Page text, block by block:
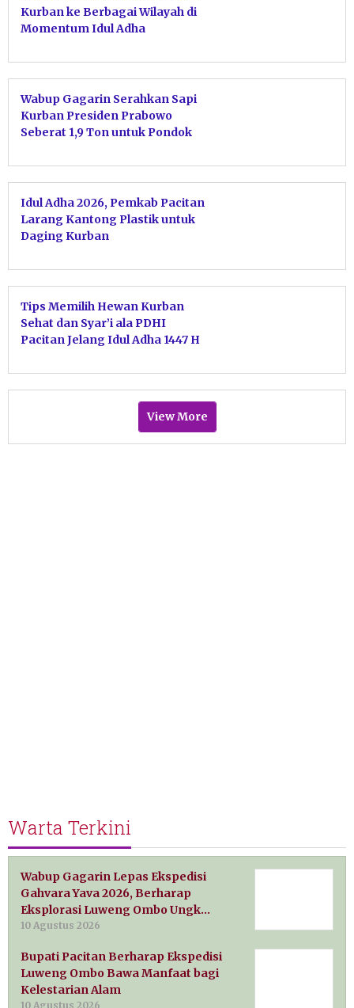
Kurban ke Berbagai Wilayah di
Momentum Idul Adha
Wabup Gagarin Serahkan Sapi
Kurban Presiden Prabowo
Seberat 1,9 Ton untuk Pondok
Idul Adha 2026, Pemkab Pacitan
Larang Kantong Plastik untuk
Daging Kurban
Tips Memilih Hewan Kurban
Sehat dan Syar’i ala PDHI
Pacitan Jelang Idul Adha 1447 H
View More
Warta Terkini
Wabup Gagarin Lepas Ekspedisi
Gahvara Yava 2026, Berharap
Eksplorasi Luweng Ombo Ungk…
10 Agustus 2026
Bupati Pacitan Berharap Ekspedisi
Luweng Ombo Bawa Manfaat bagi
Kelestarian Alam
10 Agustus 2026